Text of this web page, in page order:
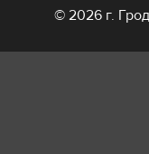
© 2026 г.